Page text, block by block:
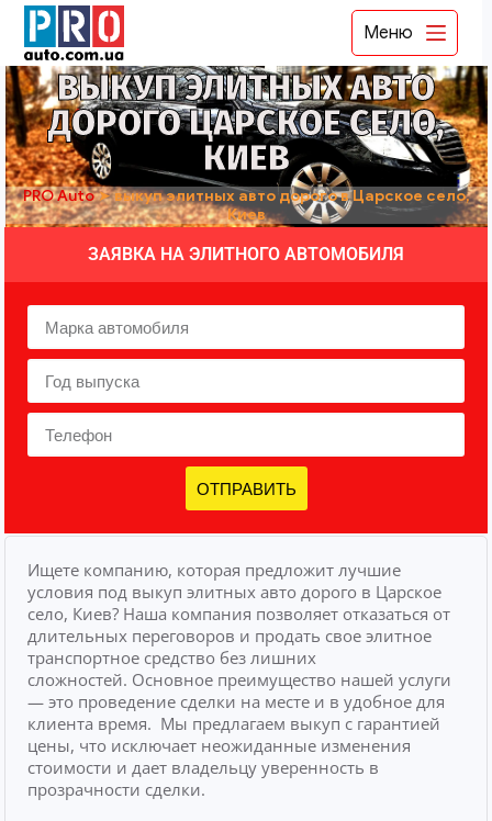
Меню
ВЫКУП ЭЛИТНЫХ АВТО
ДОРОГО ЦАРСКОЕ СЕЛО,
КИЕВ
PRO Auto➤выкуп элитных авто дорого в Царское село,
Киев
ЗАЯВКА НА ЭЛИТНОГО АВТОМОБИЛЯ
ОТПРАВИТЬ
Ищете компанию, которая предложит лучшие
условия под выкуп элитных авто дорого в Царское
село, Киев? Наша компания позволяет отказаться от
длительных переговоров и продать свое элитное
транспортное средство без лишних
сложностей. Основное преимущество нашей услуги
— это проведение сделки на месте и в удобное для
клиента время. Мы предлагаем выкуп с гарантией
цены, что исключает неожиданные изменения
стоимости и дает владельцу уверенность в
прозрачности сделки.